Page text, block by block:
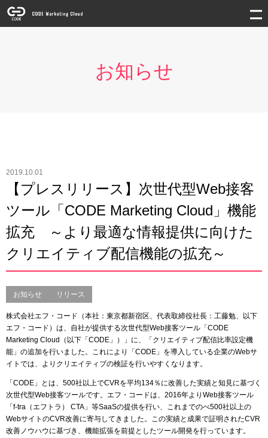
お知らせ
2019.10.01
【プレスリリース】次世代型Web接客
ツール「CODE Marketing Cloud」機能
拡充 ～より最適な情報提供に向けた
クリエイティブ配信機能の拡充～
お知らせ リリース
株式会社エフ・コード（本社：東京都新宿区、代表取締役社長：工藤勉、以下
エフ・コード）は、自社が提供する次世代型Web接客ツール「CODE
Marketing Cloud（以下「CODE」）」に、「クリエイティブ配信比率設定機
能」の追加を行いました。これにより「CODE」を導入している企業のWebサ
イトでは、よりクリエイティブの検証を行いやすくなります。
「CODE」とは、500社以上でCVRを平均134％に改善した実績と知見に基づく
次世代型Web接客ツールです。エフ・コードは、2016年よりWeb接客ツール
「f-tra（エフトラ） CTA」等SaaSの提供を行い、これまでのべ500社以上の
WebサイトのCVR改善に寄与してきました。この実績と成果で証明されたCVR
改善ノウハウに基づき、機能拡張を前提としたツール開発を行っています。